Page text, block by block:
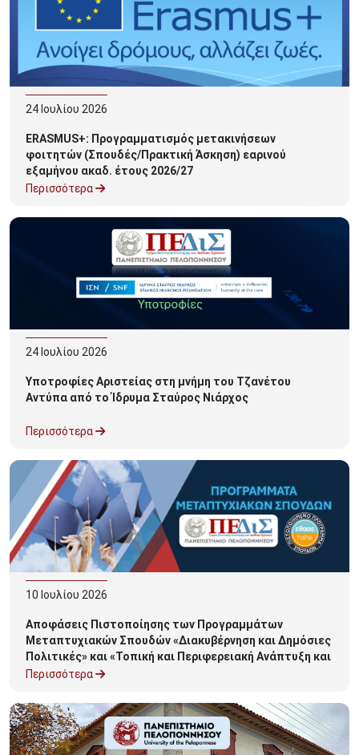
24 Ιουλίου 2026
ERASMUS+: Προγραμματισμός μετακινήσεων
φοιτητών (Σπουδές/Πρακτική Άσκηση) εαρινού
εξαμήνου ακαδ. έτους 2026/27
Περισσότερα
24 Ιουλίου 2026
Υποτροφίες Αριστείας στη μνήμη του Τζανέτου
Αντύπα από το Ίδρυμα Σταύρος Νιάρχος
Περισσότερα
10 Ιουλίου 2026
Αποφάσεις Πιστοποίησης των Προγραμμάτων
Μεταπτυχιακών Σπουδών «Διακυβέρνηση και Δημόσιες
Πολιτικές» και «Τοπική και Περιφερειακή Ανάπτυξη και
Αυτοδιοίκηση»
Περισσότερα